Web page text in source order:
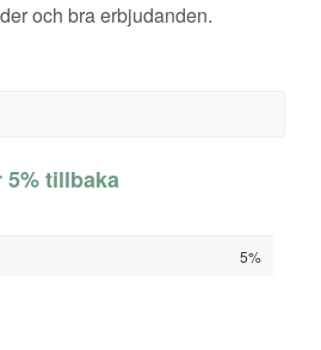
och bra erbjudanden.
5% tillbaka
5%